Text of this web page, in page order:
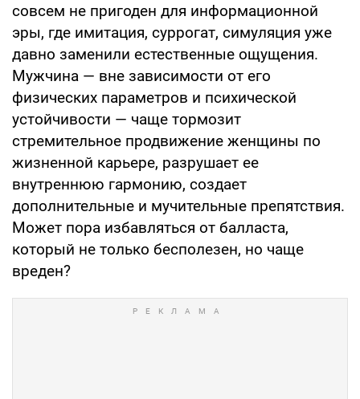
совсем не пригоден для информационной
эры, где имитация, суррогат, симуляция уже
давно заменили естественные ощущения.
Мужчина — вне зависимости от его
физических параметров и психической
устойчивости — чаще тормозит
стремительное продвижение женщины по
жизненной карьере, разрушает ее
внутреннюю гармонию, создает
дополнительные и мучительные препятствия.
Может пора избавляться от балласта,
который не только бесполезен, но чаще
вреден?